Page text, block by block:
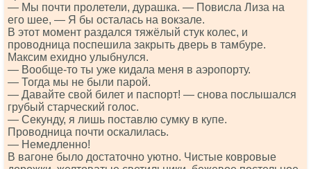
— Мы почти пролетели, дурашка. — Повисла Лиза на
его шее, — Я бы осталась на вокзале.
В этот момент раздался тяжёлый стук колес, и
проводница поспешила закрыть дверь в тамбуре.
Максим ехидно улыбнулся.
— Вообще-то ты уже кидала меня в аэропорту.
— Тогда мы не были парой.
— Давайте свой билет и паспорт! — снова послышался
грубый старческий голос.
— Секунду, я лишь поставлю сумку в купе.
Проводница почти оскалилась.
— Немедленно!
В вагоне было достаточно уютно. Чистые ковровые